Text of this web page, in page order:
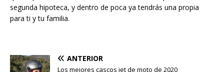
segunda hipoteca, y dentro de poca ya tendrás una propia
para ti y tu familia.
ANTERIOR
Los mejores cascos jet de moto de 2020